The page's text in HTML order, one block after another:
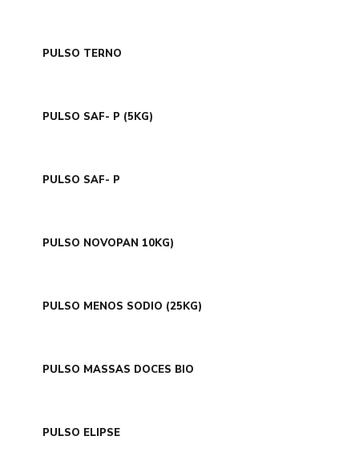
PULSO TERNO
PULSO SAF- P (5KG)
PULSO SAF- P
PULSO NOVOPAN 10KG)
PULSO MENOS SODIO (25KG)
PULSO MASSAS DOCES BIO
PULSO ELIPSE